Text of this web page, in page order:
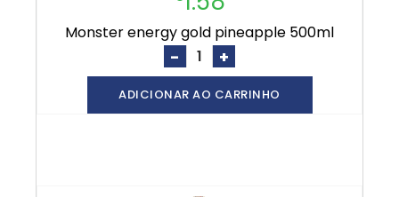
monster energy gold pineapple 500ml
- +
ADICIONAR AO CARRINHO